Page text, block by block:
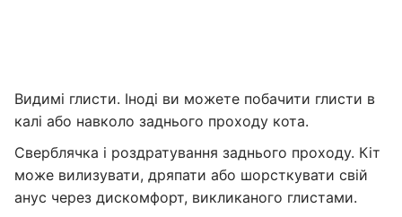
Видимі глисти. Іноді ви можете побачити глисти в
калі або навколо заднього проходу кота.
Сверблячка і роздратування заднього проходу. Кіт
може вилизувати, дряпати або шорсткувати свій
анус через дискомфорт, викликаного глистами.